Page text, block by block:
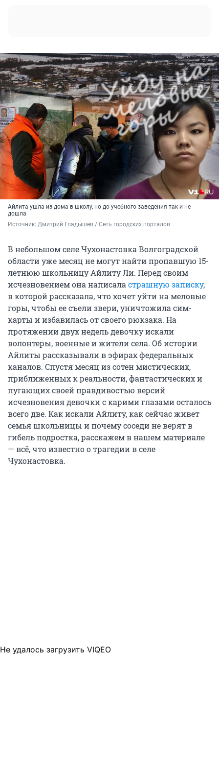
Айлита ушла из дома в школу, но до учебного заведения так и не
дошла
Источник: Дмитрий Гладышев / Сеть городских порталов
В небольшом селе Чухонастовка Волгоградской
области уже месяц не могут найти пропавшую 15-
летнюю школьницу Айлиту Ли. Перед своим
исчезновением она написаластрашную записку,
в которой рассказала, что хочет уйти на меловые
горы, чтобы ее съели звери, уничтожила сим-
карты и избавилась от своего рюкзака. На
протяжении двух недель девочку искали
волонтеры, военные и жители села. Об истории
Айлиты рассказывали в эфирах федеральных
каналов. Спустя месяц из сотен мистических,
приближенных к реальности, фантастических и
пугающих своей правдивостью версий
исчезновения девочки с карими глазами осталось
всего две. Как искали Айлиту, как сейчас живет
семья школьницы и почему соседи не верят в
гибель подростка, расскажем в нашем материале
— всё, что известно о трагедии в селе
Чухонастовка.
Не удалось загрузить VIQEO